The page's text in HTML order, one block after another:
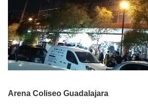
Arena Coliseo Guadalajara